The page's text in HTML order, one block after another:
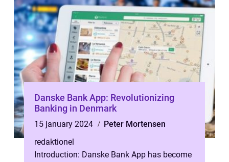
Danske Bank App: Revolutionizing
Banking in Denmark
15 january 2024
Peter Mortensen
redaktionel
Introduction: Danske Bank App has become